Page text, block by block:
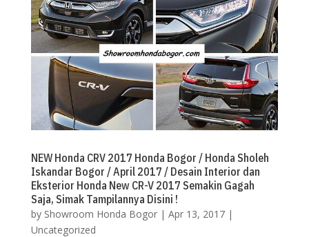
NEW Honda CRV 2017 Honda Bogor / Honda Sholeh
Iskandar Bogor / April 2017 / Desain Interior dan
Eksterior Honda New CR-V 2017 Semakin Gagah
Saja, Simak Tampilannya Disini !
by Showroom Honda Bogor| Apr 13, 2017|
Uncategorized